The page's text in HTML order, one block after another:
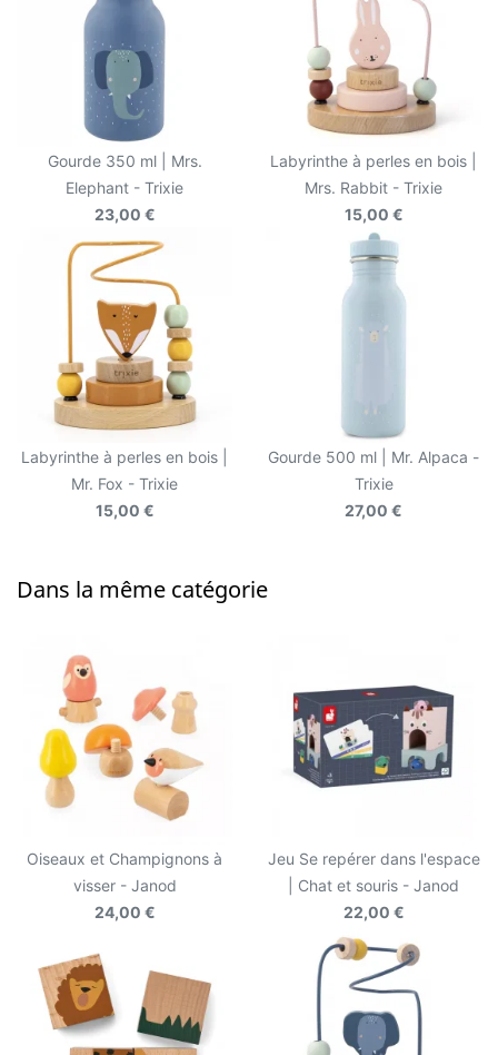
Gourde 350 ml | Mrs.
Elephant - Trixie
23,00 €
Labyrinthe à perles en bois |
Mrs. Rabbit - Trixie
15,00 €
Labyrinthe à perles en bois |
Mr. Fox - Trixie
15,00 €
Gourde 500 ml | Mr. Alpaca -
Trixie
27,00 €
Dans la même catégorie
Oiseaux et Champignons à
visser - Janod
24,00 €
Jeu Se repérer dans l'espace
| Chat et souris - Janod
22,00 €